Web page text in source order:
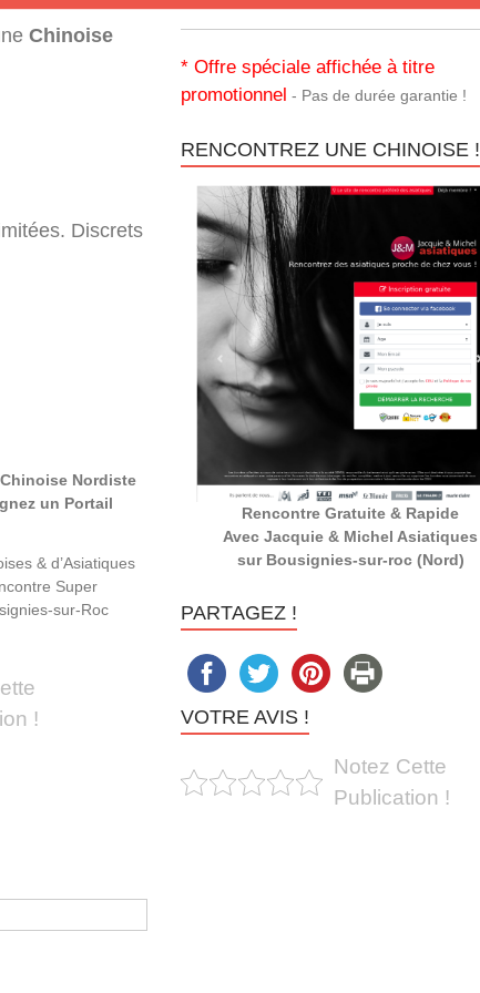
Chinoise
Discrets
Nordiste
un Portail
& d’Asiatiques
Super
sur-Roc
!
* Offre spéciale affichée à titre
promotionnel - Pas de durée garantie !
RENCONTREZ UNE CHINOISE !
Rencontre Gratuite & Rapide
Avec Jacquie & Michel Asiatiques
sur Bousignies-sur-roc (Nord)
PARTAGEZ !
VOTRE AVIS !
Notez Cette
Publication !